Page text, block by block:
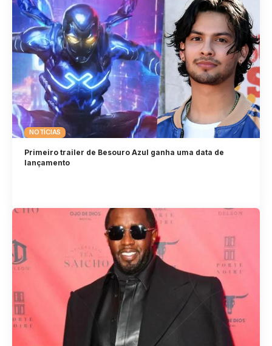
NOTÍCIAS
Primeiro trailer de Besouro Azul ganha uma data de
lançamento